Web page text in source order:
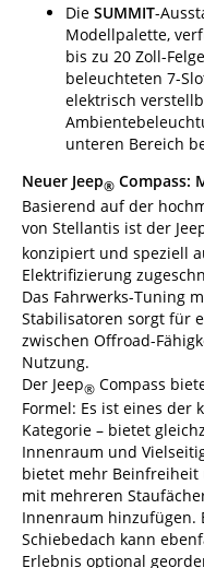
Die SUMMIT-
Modellpalette,
bis zu 20 Zoll-
beleuchteten 7-
elektrisch
unteren Bereich
Neuer Jeep® Compass:
Basierend auf der
von Stellantis ist der
konzipiert und speziell
Elektrifizierung
Das Fahrwerks-Tuning
Stabilisatoren sorgt für
zwischen Offroad-
Nutzung.
Der Jeep® Compass
Formel: Es ist eines der
Kategorie – bietet
Innenraum und
bietet mehr Beinfreiheit
mit mehreren
Innenraum hinzufügen.
Schiebedach kann
Erlebnis optional